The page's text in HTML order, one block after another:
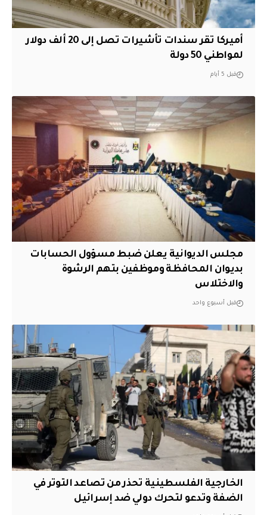
أميركا تقر سندات تأشيرات تصل إلى 20 ألف دولار
لمواطني 50 دولة
قبل 5 أيام
مجلس الديوانية يعلن ضبط مسؤول الحسابات
بديوان المحافظة وموظفين بتهم الرشوة
والاختلاس
قبل أسبوع واحد
الخارجية الفلسطينية تحذر من تصاعد التوتر في
الضفة وتدعو لتحرك دولي ضد إسرائيل